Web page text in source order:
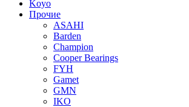
Koyo
Прочие
ASAHI
Barden
Champion
Cooper Bearings
FYH
Gamet
GMN
IKO